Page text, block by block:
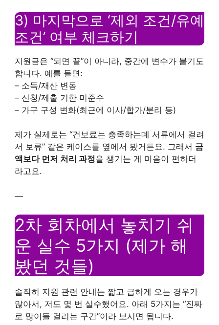
3) 마지막으로 ‘제외 조건/유예
조건’ 여부 체크하기
지원금은 “되면 끝”이 아니라, 중간에 변수가 붙기도
합니다. 예를 들면:
– 소득/재산 변동
– 신청/제출 기한 미준수
– 가구 구성 변화(최근에 이사/합가/분리 등)
제가 실제로는 “건보료는 충족하는데 서류에서 걸려
서 보류” 같은 케이스를 옆에서 봤거든요. 그래서 금
액보다 먼저 처리 과정을 챙기는 게 마음이 편하더
라고요.
—
2차 회차에서 놓치기 쉬
운 실수 5가지 (제가 해
봤던 것들)
솔직히 지원 관련 안내는 짧고 급하게 오는 경우가
많아서, 저도 몇 번 실수했어요. 아래 5가지는 “진짜
로 많이들 걸리는 구간”이라 보시면 됩니다.